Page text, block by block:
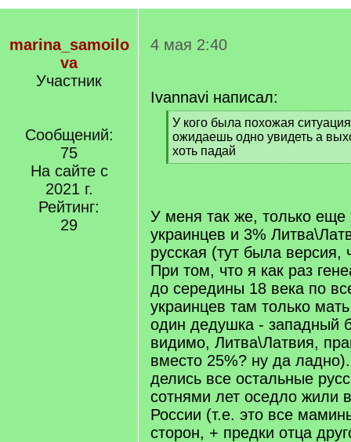
marina_samoilo
va
Участник
Сообщений:
75
На сайте с
2021 г.
Рейтинг:
29
4 мая 2:40
Ivannavi написал:
[
q
]
У кого была похожая ситуация
ожидаешь одно увидеть а
хоть падай
[
У меня так же, только
украинцев и 3%
русская (тут была версия,
При том, что я как раз
до середины 18 века по
украинцев там только
один дедушка - западный
видимо, Литва\Латвия,
вместо 25%? ну да
делись все остальные
сотнями лет оседло жили
России (т.е. это все
сторон, + предки отца